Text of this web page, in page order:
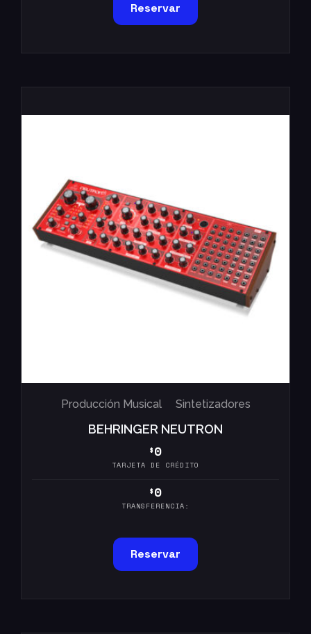
Reservar
Producción Musical Sintetizadores
BEHRINGER NEUTRON
$0
TARJETA DE CRÉDITO
$0
TRANSFERENCIA:
Reservar